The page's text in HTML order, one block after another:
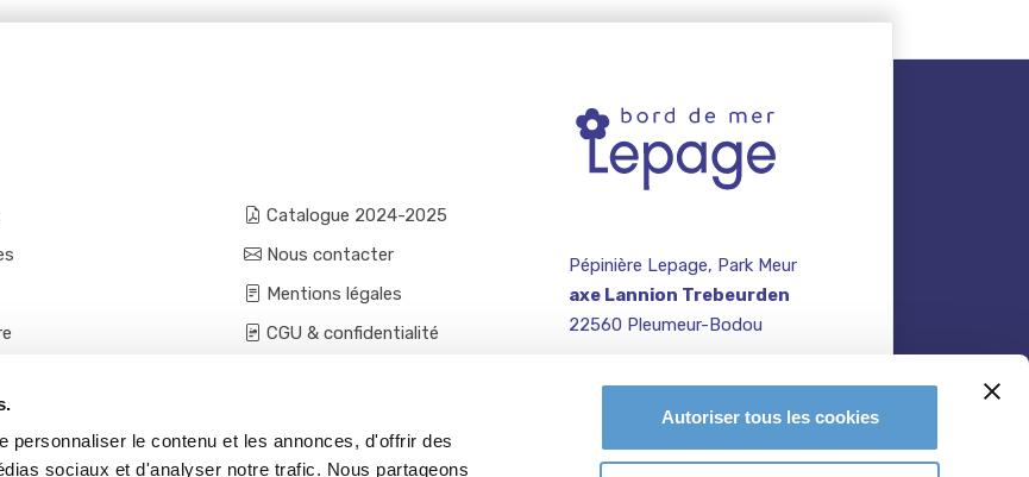
personnaliser le contenu et les annonces, d'offrir des
sociaux et d'analyser notre trafic. Nous partageons
Autoriser tous les cookies
Catalogue 2024-2025
Nous contacter
Mentions légales
CGU & confidentialité
Pépinière Lepage, Park Meur
axe Lannion Trebeurden
22560 Pleumeur-Bodou
bretagne.fr
02 96 47 27 64